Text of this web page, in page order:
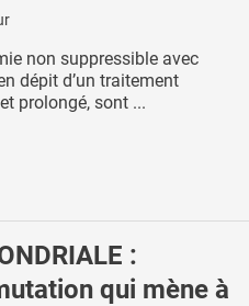
non suppressible avec
dépit d’un traitement
prolongé, sont ...
:
qui mène à